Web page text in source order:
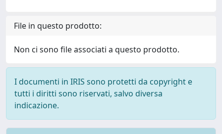
File in questo prodotto:
Non ci sono file associati a questo prodotto.
I documenti in IRIS sono protetti da copyright e
tutti i diritti sono riservati, salvo diversa
indicazione.